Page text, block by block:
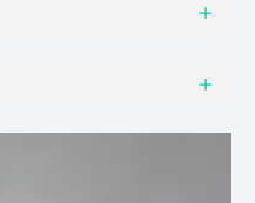
undermeny